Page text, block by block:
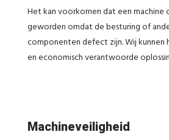
Het kan voorkomen dat een machine
geworden omdat de besturing of
componenten defect zijn. Wij kunnen
en economisch verantwoorde
Machineveiligheid